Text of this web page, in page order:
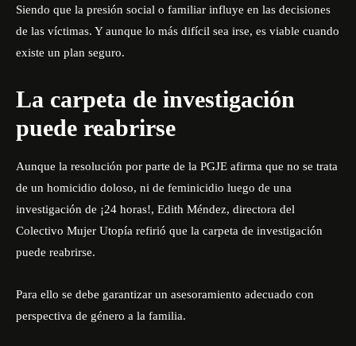
Siendo que la presión social o familiar influye en las decisiones
de las víctimas. Y aunque lo más difícil sea irse, es viable cuando
existe un plan seguro.
La carpeta de investigación
puede reabrirse
Aunque la resolución por parte de la PGJE afirma que no se trata
de un homicidio doloso, ni de feminicidio luego de una
investigación de ¡24 horas!, Edith Méndez, directora del
Colectivo Mujer Utopía refirió que la carpeta de investigación
puede reabrirse.
Para ello se debe garantizar un asesoramiento adecuado con
perspectiva de género a la familia.